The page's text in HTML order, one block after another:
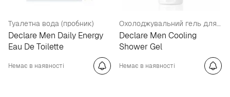
Туалетна вода (пробник)
Declare Men Daily Energy
Eau De Toilette
Немає в наявності
Охолоджувальний гель для душу
Declare Men Cooling
Shower Gel
Немає в наявності